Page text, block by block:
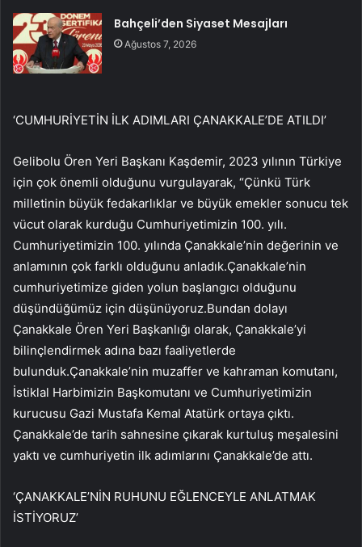
Bahçeli’den Siyaset Mesajları
Ağustos 7, 2026
‘CUMHURİYETİN İLK ADIMLARI ÇANAKKALE’DE ATILDI’
Gelibolu Ören Yeri Başkanı Kaşdemir, 2023 yılının Türkiye
için çok önemli olduğunu vurgulayarak, “Çünkü Türk
milletinin büyük fedakarlıklar ve büyük emekler sonucu tek
vücut olarak kurduğu Cumhuriyetimizin 100. yılı.
Cumhuriyetimizin 100. yılında Çanakkale’nin değerinin ve
anlamının çok farklı olduğunu anladık.Çanakkale’nin
cumhuriyetimize giden yolun başlangıcı olduğunu
düşündüğümüz için düşünüyoruz.Bundan dolayı
Çanakkale Ören Yeri Başkanlığı olarak, Çanakkale’yi
bilinçlendirmek adına bazı faaliyetlerde
bulunduk.Çanakkale’nin muzaffer ve kahraman komutanı,
İstiklal Harbimizin Başkomutanı ve Cumhuriyetimizin
kurucusu Gazi Mustafa Kemal Atatürk ortaya çıktı.
Çanakkale’de tarih sahnesine çıkarak kurtuluş meşalesini
yaktı ve cumhuriyetin ilk adımlarını Çanakkale’de attı.
‘ÇANAKKALE’NİN RUHUNU EĞLENCEYLE ANLATMAK
İSTİYORUZ’